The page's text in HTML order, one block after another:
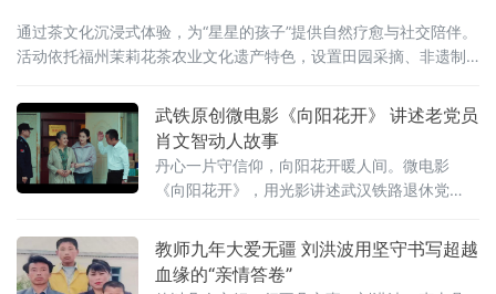
通过茶文化沉浸式体验，为“星星的孩子”提供自然疗愈与社交陪伴。
活动依托福州茉莉花茶农业文化遗产特色，设置田园采摘、非遗制
花；在茶馆，
武铁原创微电影《向阳花开》 讲述老党员
肖文智动人故事
丹心一片守信仰，向阳花开暖人间。微电影
《向阳花开》，用光影讲述武汉铁路退休党
献的动人故事。
教师九年大爱无疆 刘洪波用坚守书写超越
血缘的“亲情答卷”